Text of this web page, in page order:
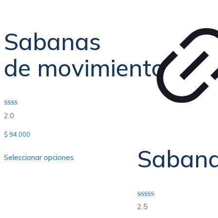
Sabanas
de movimiento
Valorado
con
de 5
2.0
$ 94.000
Seleccionar opciones
Valorado
con
2.5